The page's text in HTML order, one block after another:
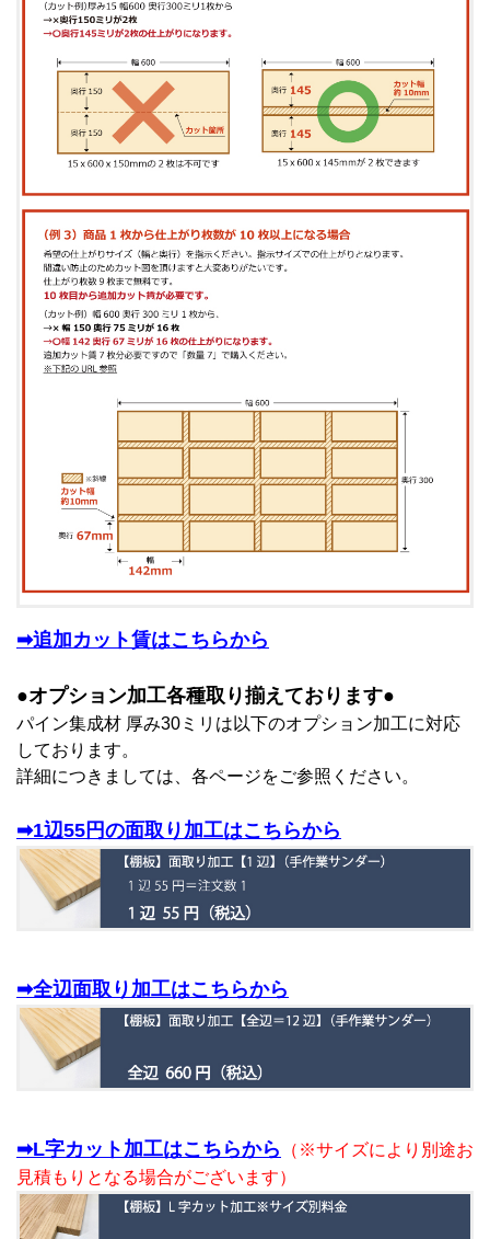
➡追加カット賃はこちらから
●オプション加工各種取り揃えております●
パイン集成材 厚み30ミリは以下のオプション加工に対応
しております。
詳細につきましては、各ページをご参照ください。
➡1辺55円の面取り加工はこちらから
➡全辺面取り加工はこちらから
➡L字カット加工はこちらから
（※サイズにより別途お
見積もりとなる場合がございます）